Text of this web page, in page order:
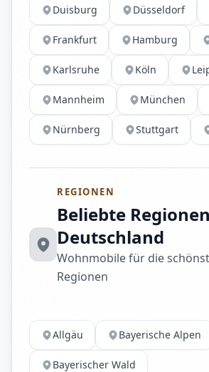
Duisburg Düsseldorf
Frankfurt Hamburg
Karlsruhe Köln
Mannheim München
Nürnberg Stuttgart
REGIONEN
Beliebte
Deutschland
Wohnmobile für die
Regionen
Allgäu Bayerische Alpen
Bayerischer Wald